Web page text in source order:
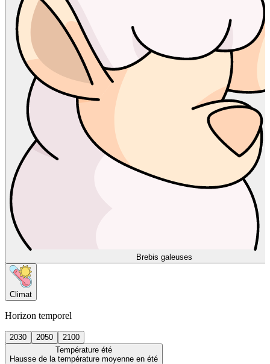
Brebis galeuses
Climat
Horizon temporel
2030 2050
2100
Température été
Hausse de la température moyenne en été